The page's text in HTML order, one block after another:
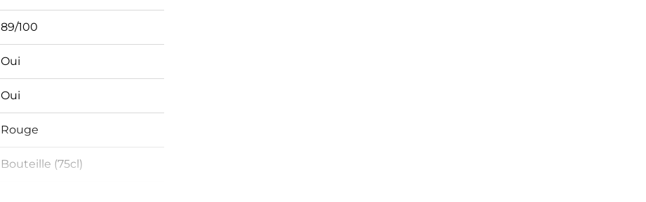
89/100
Oui
Oui
Rouge
Bouteille (75cl)